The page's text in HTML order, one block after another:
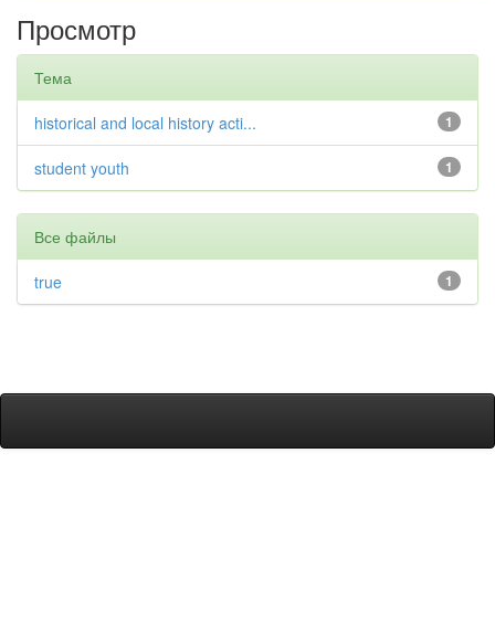
Просмотр
Тема
1
historical and local history acti...
1
student youth
Все файлы
1
true